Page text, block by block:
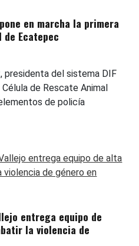
en marcha la primera
de Ecatepec
presidenta del sistema DIF
de Rescate Animal
de policía
entrega equipo de
la violencia de